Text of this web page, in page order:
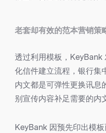
老套却有效的范本营销策
透过利用模板，KeyBank
化信件建立流程，银行集
内文都是可弹性更换讯息
别宣传内容补足需要的内
KeyBank 因预先印出模